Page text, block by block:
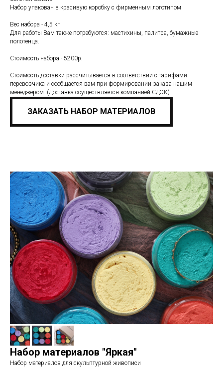
Набор упакован в красивую коробку с фирменным логотипом
Вес набора - 4,5 кг
Для работы Вам также потребуются: мастихины, палитра, бумажные
полотенца.
Стоимость набора - 5200р.
Стоимость доставки рассчитывается в соответствии с тарифами
перевозчика и сообщается вам при формировании заказа нашим
менеджером. (Доставка осуществляется компанией СДЭК)
ЗАКАЗАТЬ НАБОР МАТЕРИАЛОВ
Набор материалов "Яркая"
Набор материалов для скульптурной живописи